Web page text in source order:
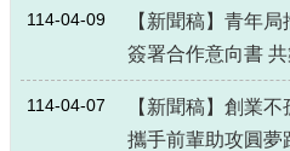
114-04-09
【新聞稿】青年
簽署合作意向書
114-04-07
【新聞稿】創業
攜手前輩助攻圓夢